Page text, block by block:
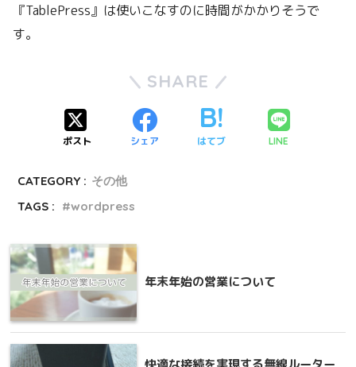
『TablePress』は使いこなすのに時間がかかりそうで
す。
SHARE
ポスト シェア はてブ LINE
CATEGORY : その他
TAGS :
wordpress
年末年始の営業について